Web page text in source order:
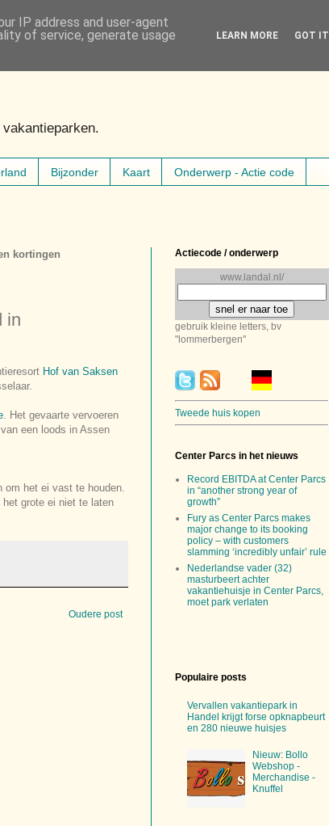
Bijzonder Kaart Onderwerp - Actie code
kortingen
in
Hof van Saksen
. Het gevaarte vervoeren
een loods in Assen
om het ei vast te houden.
grote ei niet te laten
Oudere post
Actiecode / onderwerp
www.landal.nl/
gebruik kleine letters, bv
"lommerbergen"
Tweede huis kopen
Center Parcs in het nieuws
Record EBITDA at Center Parcs
in “another strong year of
growth”
Fury as Center Parcs makes
major change to its booking
policy – with customers
slamming ‘incredibly unfair’ rule
Nederlandse vader (32)
masturbeert achter
vakantiehuisje in Center Parcs,
moet park verlaten
Populaire posts
Vervallen vakantiepark in
Handel krijgt forse opknapbeurt
en 280 nieuwe huisjes
Nieuw: Bollo
Webshop -
Merchandise -
Knuffel
IP address and user-agent
of service, generate usage
LEARN MORE GOT IT